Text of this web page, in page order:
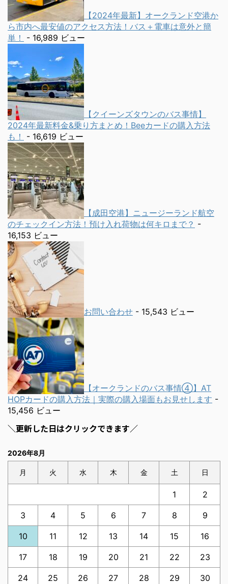
【2024年最新】オークランド空港か
ら市内へ最安値のアクセス方法！バス＋電車は意外と簡
単！
- 16,989 ビュー
【クイーンズタウンのバス事情】
2024年最新料金&乗り方まとめ！Beeカードの購入方法
も！
- 16,619 ビュー
【成田空港】ニュージーランド航空
のチェックイン方法！預け入れ荷物は何キロまで？ -
16,153 ビュー
お問い合わせ - 15,543 ビュー
【オークランドのバス事情④】AT
HOPカードの購入方法｜実際の購入場面もお見せします -
15,456 ビュー
＼更新した日はクリックできます／
2026年8月
月 火 水 木 金 土 日
1 2
3 4 5 6 7 8 9
10 11 12 13 14 15 16
17 18 19 20 21 22 23
24 25 26 27 28 29 30